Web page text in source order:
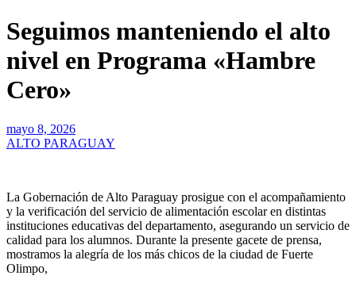
Seguimos manteniendo el alto
nivel en Programa «Hambre
Cero»
mayo 8, 2026
ALTO PARAGUAY
La Gobernación de Alto Paraguay prosigue con el acompañamiento
y la verificación del servicio de alimentación escolar en distintas
instituciones educativas del departamento, asegurando un servicio de
calidad para los alumnos. Durante la presente gacete de prensa,
mostramos la alegría de los más chicos de la ciudad de Fuerte
Olimpo,